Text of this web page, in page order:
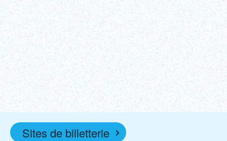
En savoir plus !
Obtenir des
Sites de billetterie